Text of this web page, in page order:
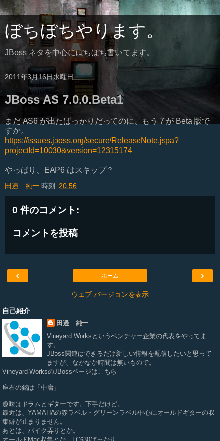
ぼちぼちやります。
JBoss ネタを中心にぼちぼち書いてます。
2011年3月16日水曜日
JBoss AS 7.0.0.Beta1
まだ AS6 が出たばっかりだってのに、もう 7 が Beta 版で
すか。
https://issues.jboss.org/secure/ReleaseNote.jspa?
projectId=10030&version=12315174
やっぱり、EAP6 はスキップ？
田邉 純一 時刻: 20:56
0 件のコメント:
コメントを投稿
‹ ›
ホーム
ウェブ バージョンを表示
自己紹介
田邉 純一
Vineyard Works というベンチャー企業の代表をやってま
す。
JBoss関連はできるだけ新しい情報を配信したいと思って
ますが、なかなか時間は無いもので。
Vineyard WorksのJBossページはこちら
座右の銘は「中庸」
趣味はドラムとギターです。下手だけど。
最近は、YAMAHAの赤ラベル・グリーンラベル中心にオールドギターの収
集癖が止まりません。
あとは、バイク弄りとか。
オールドMac収集とか。LC630ばっかり。